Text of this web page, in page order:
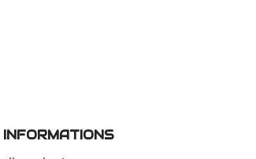
INFORMATIONS